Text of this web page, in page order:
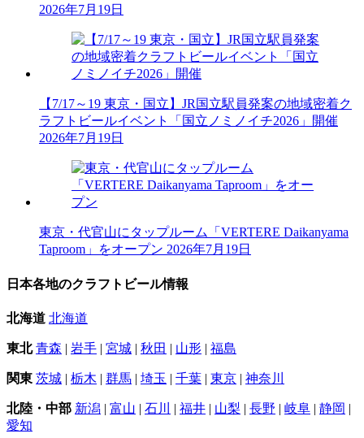
2026年7月19日
【7/17～19 東京・国立】JR国立駅員発案の地域密着ク
ラフトビールイベント「国立ノミノイチ2026」開催
2026年7月19日
東京・代官山にタップルーム「VERTERE Daikanyama
Taproom」をオープン 2026年7月19日
日本各地のクラフトビール情報
北海道 北海道
東北 青森 | 岩手 | 宮城 | 秋田 | 山形 | 福島
関東 茨城 | 栃木 | 群馬 | 埼玉 | 千葉 | 東京 | 神奈川
北陸・中部 新潟 | 富山 | 石川 | 福井 | 山梨 | 長野 | 岐阜 | 静岡 |
愛知